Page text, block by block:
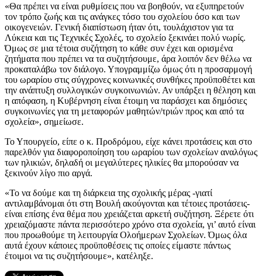
«Θα πρέπει να είναι ρυθμίσεις που να βοηθούν, να εξυπηρετούν
τον τρόπο ζωής και τις ανάγκες τόσο του σχολείου όσο και των
οικογενειών. Γενική διαπίστωση ήταν ότι, τουλάχιστον για τα
Λύκεια και τις Τεχνικές Σχολές, το σχολείο ξεκινάει πολύ νωρίς.
Όμως σε μια τέτοια συζήτηση το κάθε συν έχει και ορισμένα
ζητήματα που πρέπει να τα συζητήσουμε, άρα λοιπόν δεν θέλω να
προκαταλάβω τον διάλογο. Υπογραμμίζω όμως ότι η προσαρμογή
του ωραρίου στις σύγχρονες κοινωνικές συνθήκες προϋποθέτει και
την ανάπτυξη συλλογικών συγκοινωνιών. Αν υπάρξει η θέληση και
η απόφαση, η Κυβέρνηση είναι έτοιμη να παράσχει και δημόσιες
συγκοινωνίες για τη μεταφορών μαθητών/τριών προς και από τα
σχολεία», σημείωσε.
Το Υπουργείο, είπε ο κ. Προδρόμου, είχε κάνει προτάσεις και στο
παρελθόν για διαφοροποίηση του ωραρίου των σχολείων αναλόγως
των ηλικιών, δηλαδή οι μεγαλύτερες ηλικίες θα μπορούσαν να
ξεκινούν λίγο πιο αργά.
«Το να δούμε και τη διάρκεια της σχολικής μέρας -γιατί
αντιλαμβάνομαι ότι στη Βουλή ακούγονται και τέτοιες προτάσεις-
είναι επίσης ένα θέμα που χρειάζεται αρκετή συζήτηση. Ξέρετε ότι
χρειαζόμαστε πάντα περισσότερο χρόνο στα σχολεία, γι’ αυτό είναι
που προωθούμε τη λειτουργία Ολοήμερων Σχολείων. Όμως όλα
αυτά έχουν κάποιες προϋποθέσεις τις οποίες είμαστε πάντως
έτοιμοι να τις συζητήσουμε», κατέληξε.